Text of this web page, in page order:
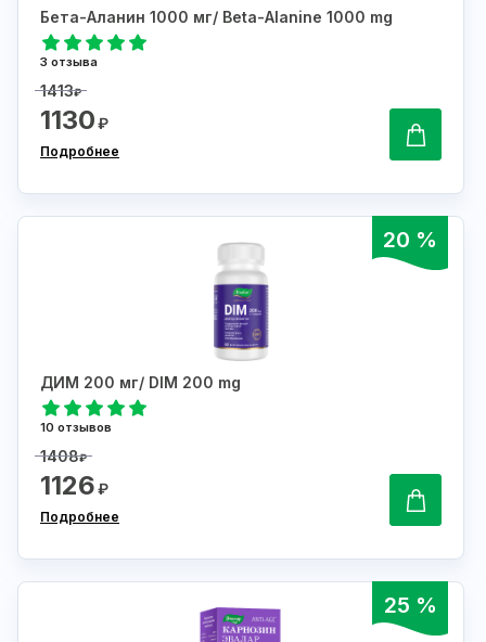
Бета-Аланин 1000 мг/ Beta-Alanine 1000 mg
3 отзыва
1413₽
1130₽
Подробнее
20 %
ДИМ 200 мг/ DIM 200 mg
10 отзывов
1408₽
1126₽
Подробнее
25 %